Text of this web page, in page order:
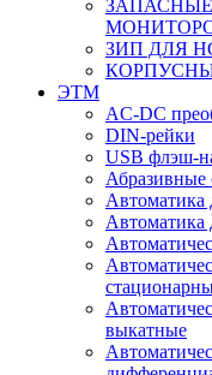
ЗИП ДЛЯ
ЭТМ
AC-DC
DIN-рейки
USB флэш-
Абразивные
Автоматика
Автоматика
выкатные